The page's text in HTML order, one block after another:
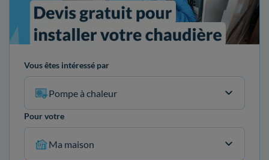
Vous êtes intéressé par
Pompe à chaleur
Pour votre
Ma maison